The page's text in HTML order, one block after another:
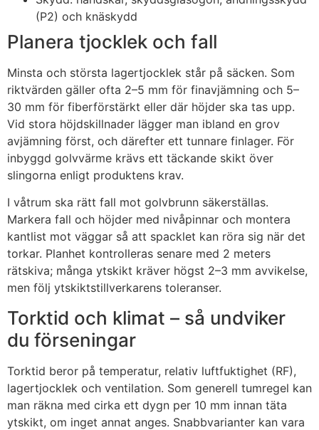
(P2) och knäskydd
Planera tjocklek och fall
Minsta och största lagertjocklek står på säcken. Som
riktvärden gäller ofta 2–5 mm för finavjämning och 5–
30 mm för fiberförstärkt eller där höjder ska tas upp.
Vid stora höjdskillnader lägger man ibland en grov
avjämning först, och därefter ett tunnare finlager. För
inbyggd golvvärme krävs ett täckande skikt över
slingorna enligt produktens krav.
I våtrum ska rätt fall mot golvbrunn säkerställas.
Markera fall och höjder med nivåpinnar och montera
kantlist mot väggar så att spacklet kan röra sig när det
torkar. Planhet kontrolleras senare med 2 meters
rätskiva; många ytskikt kräver högst 2–3 mm avvikelse,
men följ ytskiktstillverkarens toleranser.
Torktid och klimat – så undviker
du förseningar
Torktid beror på temperatur, relativ luftfuktighet (RF),
lagertjocklek och ventilation. Som generell tumregel kan
man räkna med cirka ett dygn per 10 mm innan täta
ytskikt, om inget annat anges. Snabbvarianter kan vara